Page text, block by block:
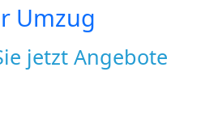
Umzug
jetzt Angebote